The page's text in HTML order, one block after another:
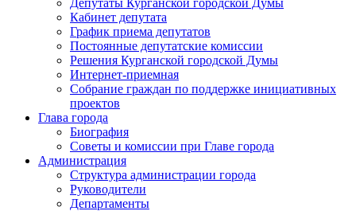
Депутаты Курганской городской Думы
Кабинет депутата
График приема депутатов
Постоянные депутатские комиссии
Решения Курганской городской Думы
Интернет-приемная
Собрание граждан по поддержке инициативных
проектов
Глава города
Биография
Советы и комиссии при Главе города
Администрация
Структура администрации города
Руководители
Департаменты